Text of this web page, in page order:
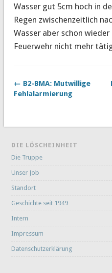
Wasser gut 5cm hoch in
Regen zwischenzeitlich
Wasser aber schon wieder
Feuerwehr nicht mehr
← B2-BMA: Mutwillige
Fehlalarmierung
DIE LÖSCHEINHEIT
Die Truppe
Unser Job
Standort
Geschichte seit 1949
Intern
Impressum
Datenschutzerklärung